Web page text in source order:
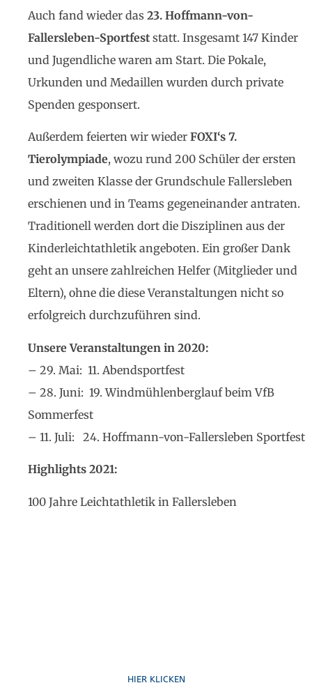
Auch fand wieder das 23. Hoffmann-von-
Fallersleben-Sportfest statt. Insgesamt 147 Kinder
und Jugendliche waren am Start. Die Pokale,
Urkunden und Medaillen wurden durch private
Spenden gesponsert.
Außerdem feierten wir wieder FOXI‘s 7.
Tierolympiade, wozu rund 200 Schüler der ersten
und zweiten Klasse der Grundschule Fallersleben
erschienen und in Teams gegeneinander antraten.
Traditionell werden dort die Disziplinen aus der
Kinderleichtathletik angeboten. Ein großer Dank
geht an unsere zahlreichen Helfer (Mitglieder und
Eltern), ohne die diese Veranstaltungen nicht so
erfolgreich durchzuführen sind.
Unsere Veranstaltungen in 2020:
– 29. Mai: 11. Abendsportfest
– 28. Juni: 19. Windmühlenberglauf beim VfB
Sommerfest
– 11. Juli: 24. Hoffmann-von-Fallersleben Sportfest
Highlights 2021:
100 Jahre Leichtathletik in Fallersleben
HIER KLICKEN